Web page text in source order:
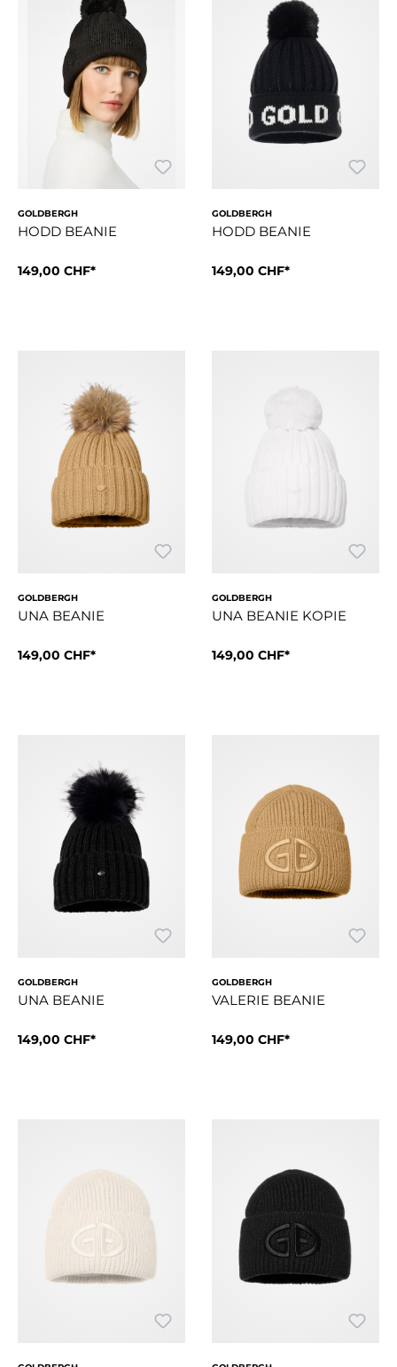
GOLDBERGH
HODD BEANIE
Style Details2x2-RippstrickGOLD-Schriftzug in Jacquard-
149,00 CHF*
GOLDBERGH
HODD BEANIE
Style Details2x2-
149,00 CHF*
GOLDBERGH
UNA BEANIE
Style Details2x2-RippstrickUmschlag-RippbandWeiches
149,00 CHF*
GOLDBERGH
UNA BEANIE KOPIE
Style Details2x2-
149,00 CHF*
GOLDBERGH
UNA BEANIE
Style Details2x2-RippstrickUmschlag-RippbandWeiches
149,00 CHF*
GOLDBERGH
VALERIE BEANIE
Style Details1x1-
149,00 CHF*